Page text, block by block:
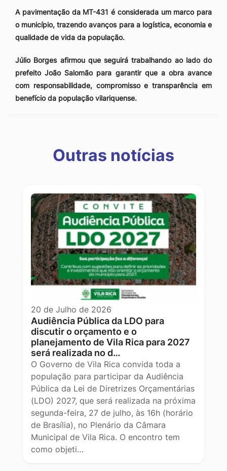
A pavimentação da MT-431 é considerada um marco para
o município, trazendo avanços para a logística, economia e
qualidade de vida da população.
Júlio Borges afirmou que seguirá trabalhando ao lado do
prefeito João Salomão para garantir que a obra avance
com responsabilidade, compromisso e transparência em
benefício da população vilariquense.
Outras notícias
Outras notícias
20 de Julho de 2026
Audiência Pública da LDO para
discutir o orçamento e o
planejamento de Vila Rica para 2027
será realizada no d…
O Governo de Vila Rica convida toda a
população para participar da Audiência
Pública da Lei de Diretrizes Orçamentárias
(LDO) 2027, que será realizada na próxima
segunda-feira, 27 de julho, às 16h (horário
de Brasília), no Plenário da Câmara
Municipal de Vila Rica. O encontro tem
como objeti…